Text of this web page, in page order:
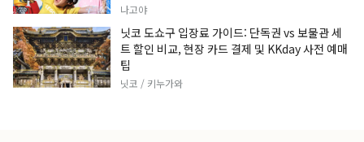
나고야
닛코 도쇼구 입장료 가이드: 단독권 vs 보물관 세
트 할인 비교, 현장 카드 결제 및 KKday 사전 예매
팁
닛코 / 키누가와